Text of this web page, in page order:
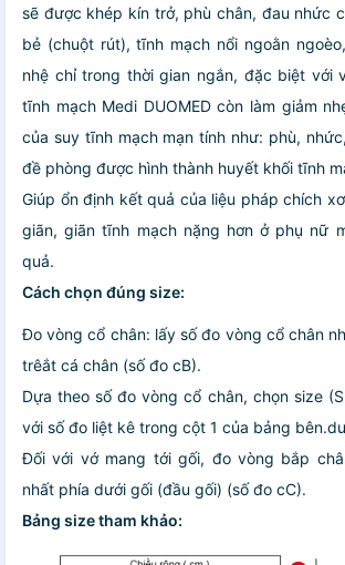
sẽ được khép kín trở, phù chân, đau nhức
bẻ (chuột rút), tĩnh mạch nổi ngoằn
nhệ chỉ trong thời gian ngắn, đặc biệt với
tĩnh mạch Medi DUOMED còn làm giảm
của suy tĩnh mạch mạn tính như: phù,
đề phòng được hình thành huyết khối tĩnh
Giúp ổn định kết quả của liệu pháp chích
giãn, giãn tĩnh mạch nặng hơn ở phụ nữ
quả.
Cách chọn đúng size:
Đo vòng cổ chân: lấy số đo vòng cổ chân
trêắt cá chân (số đo cB).
Dựa theo số đo vòng cổ chân, chọn size
với số đo liệt kê trong cột 1 của bảng
Đối với vớ mang tới gối, đo vòng bắp
nhất phía dưới gối (đầu gối) (số đo cC).
Bảng size tham khảo: